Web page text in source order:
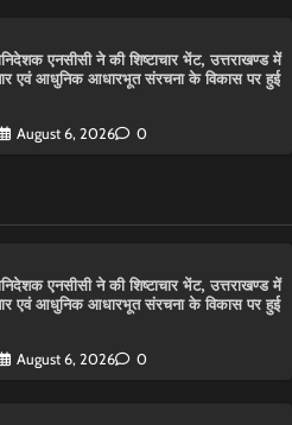
एनसीसी ने की शिष्टाचार भेंट, उत्तराखण्ड में
एवं आधुनिक आधारभूत संरचना के विकास पर हुई
August 6, 2026 0
एनसीसी ने की शिष्टाचार भेंट, उत्तराखण्ड में
एवं आधुनिक आधारभूत संरचना के विकास पर हुई
August 6, 2026 0